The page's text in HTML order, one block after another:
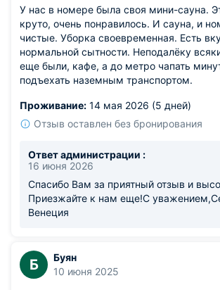
У нас в номере была своя мини-сауна.
круто, очень понравилось. И сауна, и
чистые. Уборка своевременная. Есть
нормальной сытности. Неподалёку
еще были, кафе, а до метро чапать
подъехать наземным транспортом.
Проживание: 14 мая 2026 (5 дней)
Отзыв оставлен без бронирования
Ответ администрации :
16 июня 2026
Спасибо Вам за приятный отзыв и
Приезжайте к нам еще!С
Венеция
Б
Буян
10 июня 2025